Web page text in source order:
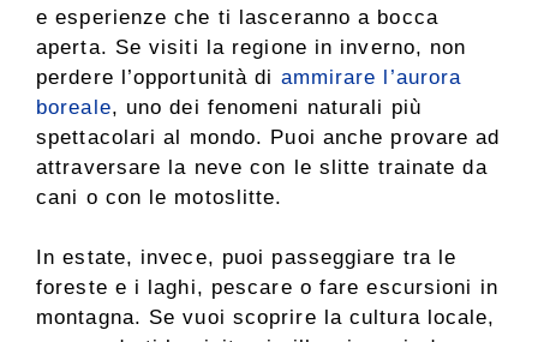
e esperienze che ti lasceranno a bocca
aperta. Se visiti la regione in inverno, non
perdere l’opportunità di ammirare l’aurora
boreale, uno dei fenomeni naturali più
spettacolari al mondo. Puoi anche provare ad
attraversare la neve con le slitte trainate da
cani o con le motoslitte.
In estate, invece, puoi passeggiare tra le
foreste e i laghi, pescare o fare escursioni in
montagna. Se vuoi scoprire la cultura locale,